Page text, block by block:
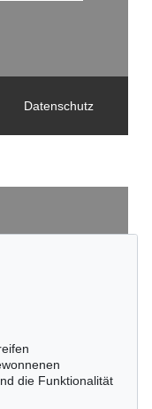
Datenschutz
die Funktionalität